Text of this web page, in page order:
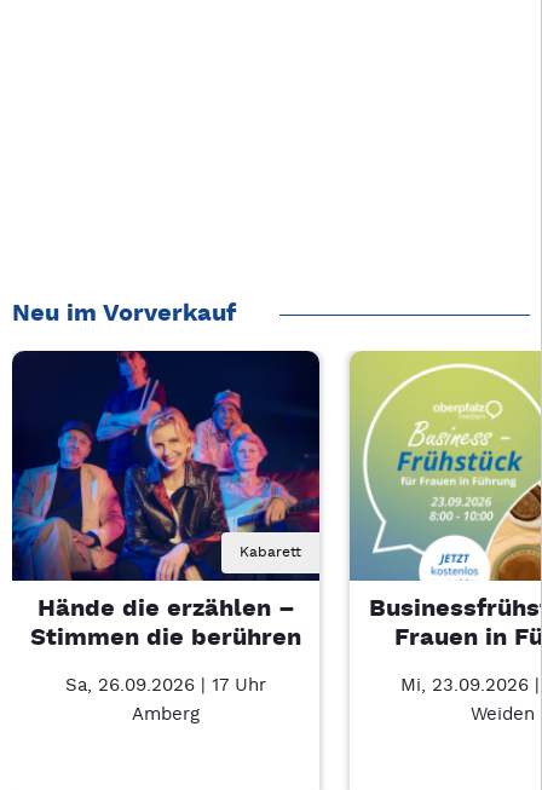
Neu im Vorverkauf
Kabarett
Hände die erzählen –
Stimmen die berühren
Sa, 26.09.2026 | 17 Uhr
Amberg
Frauen in
Mi, 23.09.2026
Weiden